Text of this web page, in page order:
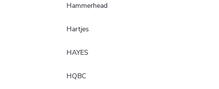
Hammerhead
Hartjes
HAYES
HQBC